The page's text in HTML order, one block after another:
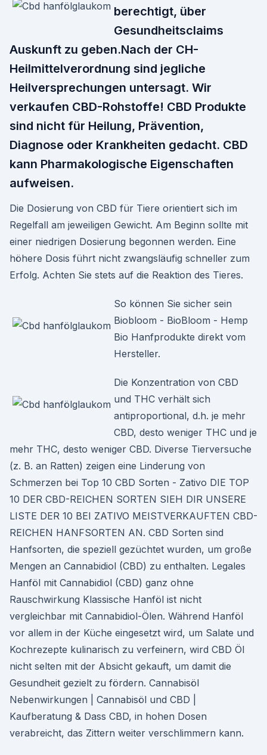
berechtigt, über
Gesundheitsclaims
Auskunft zu geben.Nach der CH-
Heilmittelverordnung sind jegliche
Heilversprechungen untersagt. Wir
verkaufen CBD-Rohstoffe! CBD Produkte
sind nicht für Heilung, Prävention,
Diagnose oder Krankheiten gedacht. CBD
kann Pharmakologische Eigenschaften
aufweisen.
Die Dosierung von CBD für Tiere orientiert sich im
Regelfall am jeweiligen Gewicht. Am Beginn sollte mit
einer niedrigen Dosierung begonnen werden. Eine
höhere Dosis führt nicht zwangsläufig schneller zum
Erfolg. Achten Sie stets auf die Reaktion des Tieres.
So können Sie sicher sein
Biobloom - BioBloom - Hemp
Bio Hanfprodukte direkt vom
Hersteller.
Die Konzentration von CBD
und THC verhält sich
antiproportional, d.h. je mehr
CBD, desto weniger THC und je
mehr THC, desto weniger CBD. Diverse Tierversuche
(z. B. an Ratten) zeigen eine Linderung von
Schmerzen bei Top 10 CBD Sorten - Zativo DIE TOP
10 DER CBD-REICHEN SORTEN SIEH DIR UNSERE
LISTE DER 10 BEI ZATIVO MEISTVERKAUFTEN CBD-
REICHEN HANFSORTEN AN. CBD Sorten sind
Hanfsorten, die speziell gezüchtet wurden, um große
Mengen an Cannabidiol (CBD) zu enthalten. Legales
Hanföl mit Cannabidiol (CBD) ganz ohne
Rauschwirkung Klassische Hanföl ist nicht
vergleichbar mit Cannabidiol-Ölen. Während Hanföl
vor allem in der Küche eingesetzt wird, um Salate und
Kochrezepte kulinarisch zu verfeinern, wird CBD Öl
nicht selten mit der Absicht gekauft, um damit die
Gesundheit gezielt zu fördern. Cannabisöl
Nebenwirkungen | Cannabisöl und CBD |
Kaufberatung & Dass CBD, in hohen Dosen
verabreicht, das Zittern weiter verschlimmern kann.